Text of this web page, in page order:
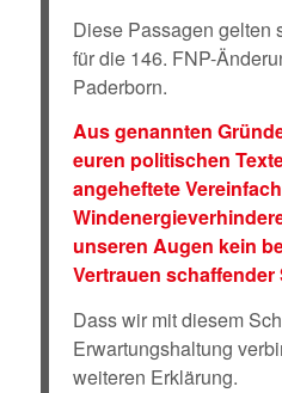
Diese Passagen gelten
für die 146. FNP-
Paderborn.
Aus genannten
euren politischen
angeheftete
unseren Augen kein
Vertrauen schaffender
Dass wir mit diesem
Erwartungshaltung
weiteren Erklärung.